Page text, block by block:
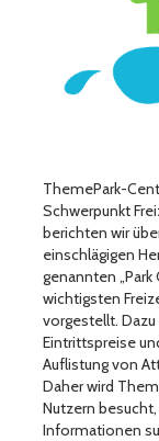
ThemePark-
Schwerpunkt
berichten wir
einschlägigen
genannten
wichtigsten
vorgestellt.
Eintrittspreise
Auflistung von
Daher wird
Nutzern
Informationen